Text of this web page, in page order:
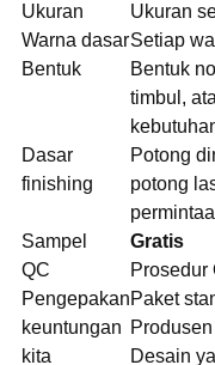
Ukuran
Ukuran
Warna dasarSetiap
Bentuk
Bentuk
timbul,
Dasar
finishing
Potong
potong
Sampel
Gratis
QC
Prosedur
PengepakanPaket
keuntungan
kita
Desain